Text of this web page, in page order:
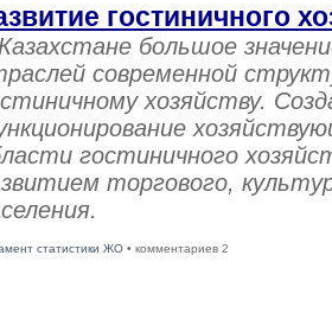
гостиничного
большое
современной
хозяйству.
гостиничного
торгового,
статистики ЖО • комментариев 2